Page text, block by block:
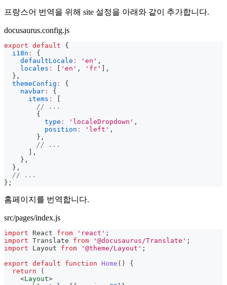
프랑스어 번역을 위해 site 설정을 아래와 같이 추가합니다.
docusaurus.config.js
export default
{
i18n :
{
defaultLocale : 'en' ,
locales : 'en' , 'fr'
,
} ,
themeConfig :
{
navbar :
{
items :
// ...
{
type : 'localeDropdown' ,
position : 'left' ,
} ,
// ...
,
} ,
} ,
// ...
} ;
홈페이지를 번역합니다.
src/pages/index.js
import React from 'react' ;
import Translate from '@docusaurus/Translate' ;
import
Layout from '@theme/Layout' ;
export default function Home ( )
{
return
(
<Layout>